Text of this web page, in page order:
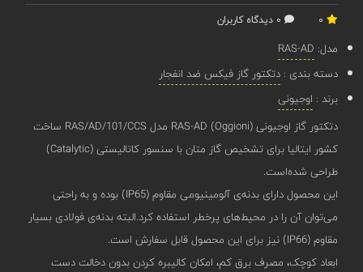
مدل: RAS-AD
دسته بندی :دتکتور گاز فیکس ضد انفجار
برند : اوجیونی
دتکتور گاز اوجیونی (Oggioni) RAS-AD مدل RAS/AD/101/CCS ساخت
کشور ایتالیا برای تشخیص گاز متان با سنسور کاتالیستی (Catalytic)
طراحی شده‌است.
این محصول دارای بدنه‌‌ی آلومینیومی مقاوم (IP65) بوده و به راحتی
می‌توان آن‌ را در محیط‌های پرخطر استفاده کرد.البته بدنه‌ی فولادی بسیار
مقاوم (IP66) نیز برای این محصول قابل سفارش است.
ابعاد کوچک، مصرف برق کم، امکان کالیبره کردن بدون دخالت دست